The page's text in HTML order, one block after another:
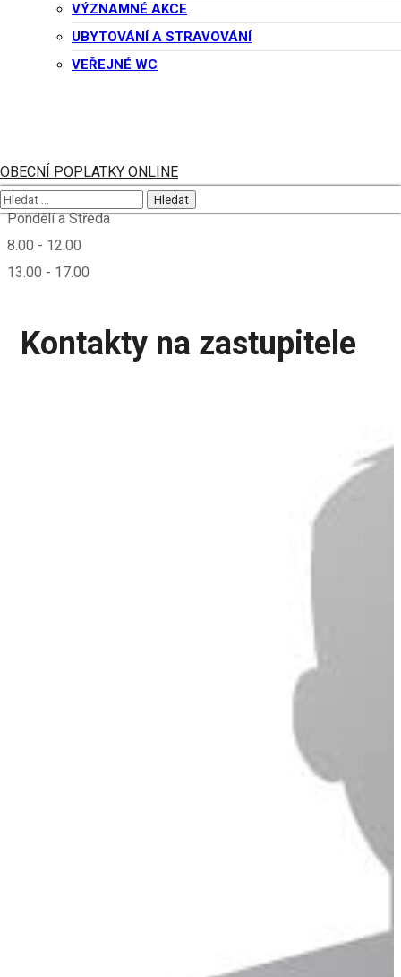
VÝZNAMNÉ AKCE
UBYTOVÁNÍ A STRAVOVÁNÍ
VEŘEJNÉ WC
OBECNÍ POPLATKY ONLINE
Obec Potštejn
Lázeňská 93
517 43 Potštejn
Pondělí a Středa
8.00 - 12.00
13.00 - 17.00
Kontakty na zastupitele